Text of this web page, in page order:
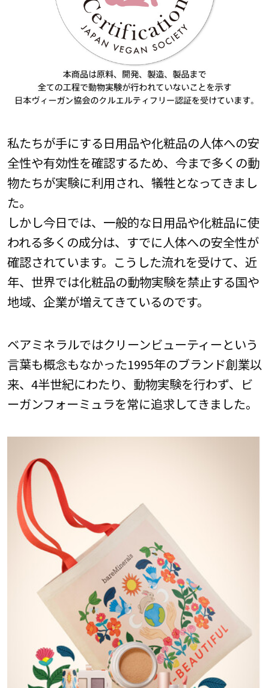
私たちが手にする日用品や化粧品の人体への安
全性や有効性を確認するため、今まで多くの動
物たちが実験に利用され、犠牲となってきまし
た。
しかし今日では、一般的な日用品や化粧品に使
われる多くの成分は、すでに人体への安全性が
確認されています。こうした流れを受けて、近
年、世界では化粧品の動物実験を禁止する国や
地域、企業が増えてきているのです。
ベアミネラルではクリーンビューティーという
言葉も概念もなかった1995年のブランド創業以
来、4半世紀にわたり、動物実験を行わず、ビ
ーガンフォーミュラを常に追求してきました。